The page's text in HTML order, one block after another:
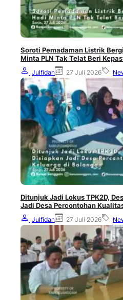
Soroti Pemadaman Listrik
Minta PLN Tak Telat Beri
Julfidan 27 Juli 2026
Ditunjuk Jadi Lokus TPK2D,
Jadi Desa Percontohan
Julfidan 27 Juli 2026